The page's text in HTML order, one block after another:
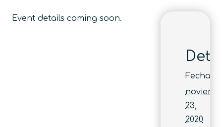
Event details coming soon.
Fecha:
23,
2020